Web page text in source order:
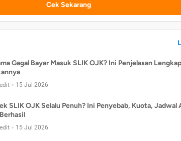
Cek Sekarang
Gagal Bayar Masuk SLIK OJK? Ini Penjelasan
15 Jul 2026
SLIK OJK Selalu Penuh? Ini Penyebab, Kuota, Jadwal
15 Jul 2026